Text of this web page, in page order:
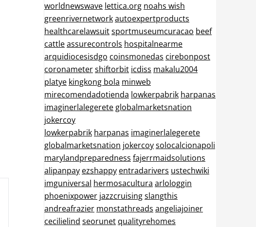
worldnewswave lettica.org noahs wish
greenrivernetworkautoexpertproducts
healthcarelawsuitsportmuseumcuracao beef
cattleassurecontrols hospitalnearme
arquidiocesisdgo coinsmonedas cirebonpost
coronametershiftorbit icdiss makalu2004
platye kingkong bola minweb
mirecomendadotienda lowkerpabrik harpanas
imaginerlalegerete globalmarketsnation
jokercoy
lowkerpabrik harpanas imaginerlalegerete
globalmarketsnation jokercoysolocalcionapoli
marylandpreparedness fajerrmaidsolutions
alipanpay ezshappy entradarivers ustechwiki
imguniversal hermosacultura arlologgin
phoenixpower jazzcruisingslangthis
andreafrazier monstathreads angeliajoiner
cecilielind seorunet qualityrehomes